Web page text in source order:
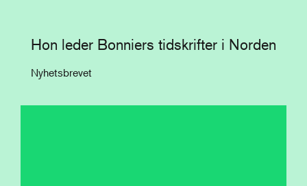
Hon leder Bonniers tidskrifter i Norden
Nyhetsbrevet